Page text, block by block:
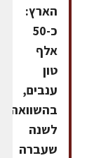
הארץ:
כ-50
אלף
טון
ענבים,
בהשוואה
לשנה
שעברה